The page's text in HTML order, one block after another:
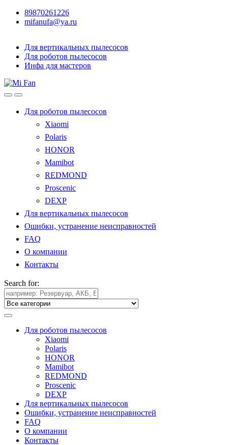
89870261226
mifanufa@ya.ru
Для вертикальных пылесосов
Для роботов пылесосов
Инфа для мастеров
Для роботов пылесосов
Xiaomi
Polaris
HONOR
Mamibot
REDMOND
Proscenic
DEXP
Для вертикальных пылесосов
Ошибки, устранение неисправностей
FAQ
О компании
Контакты
Search for:
Для роботов пылесосов
Xiaomi
Polaris
HONOR
Mamibot
REDMOND
Proscenic
DEXP
Для вертикальных пылесосов
Ошибки, устранение неисправностей
FAQ
О компании
Контакты